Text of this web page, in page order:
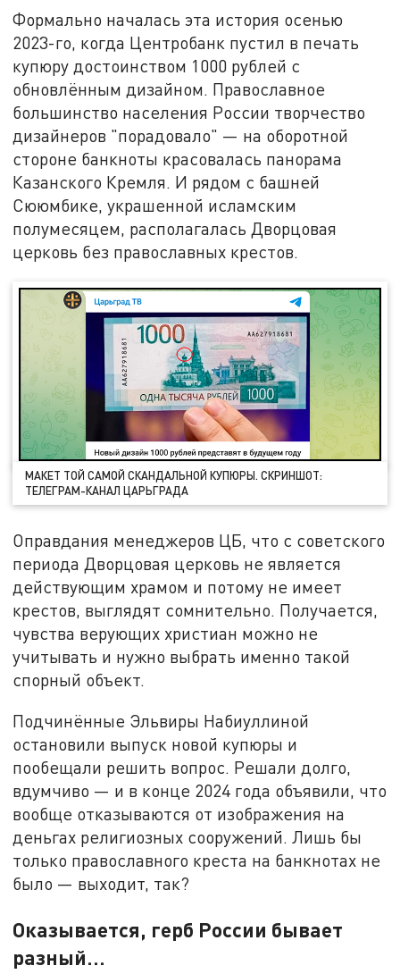
Формально началась эта история осенью
2023-го, когда Центробанк пустил в печать
купюру достоинством 1000 рублей с
обновлённым дизайном. Православное
большинство населения России творчество
дизайнеров "порадовало" — на оборотной
стороне банкноты красовалась панорама
Казанского Кремля. И рядом с башней
Сююмбике, украшенной исламским
полумесяцем, располагалась Дворцовая
церковь без православных крестов.
МАКЕТ ТОЙ САМОЙ СКАНДАЛЬНОЙ КУПЮРЫ. СКРИНШОТ:
ТЕЛЕГРАМ-КАНАЛ ЦАРЬГРАДА
Оправдания менеджеров ЦБ, что с советского
периода Дворцовая церковь не является
действующим храмом и потому не имеет
крестов, выглядят сомнительно. Получается,
чувства верующих христиан можно не
учитывать и нужно выбрать именно такой
спорный объект.
Подчинённые Эльвиры Набиуллиной
остановили выпуск новой купюры и
пообещали решить вопрос. Решали долго,
вдумчиво — и в конце 2024 года объявили, что
вообще отказываются от изображения на
деньгах религиозных сооружений. Лишь бы
только православного креста на банкнотах не
было — выходит, так?
Оказывается, герб России бывает
разный…